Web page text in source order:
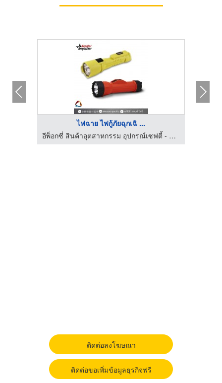
ไฟฉาย ไฟกู้ภัยฉุกเฉิ ...
อีพ็อกซี่ สินค้าอุตสาหกรรม อุปกรณ์เซฟตี้ - แปซิฟิก แอนด์ ไฟร์ เออีซี
ติดต่อลงโฆษณา
ติดต่อขอเพิ่มข้อมูลธุรกิจฟรี